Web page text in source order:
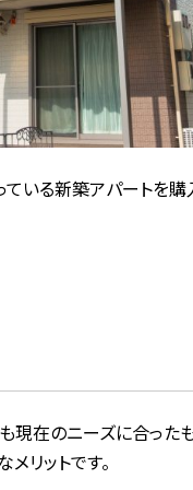
いる新築アパートを
在のニーズに合った
リットです。